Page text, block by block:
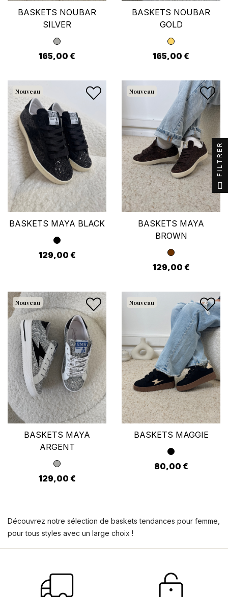
BASKETS NOUBAR
SILVER
165,00 €
BASKETS NOUBAR
GOLD
165,00 €
Nouveau
BASKETS MAYA BLACK
129,00 €
Nouveau
BASKETS MAYA
BROWN
129,00 €
Nouveau
BASKETS MAYA
ARGENT
129,00 €
Nouveau
BASKETS MAGGIE
80,00 €
Découvrez notre sélection de baskets tendances pour femme,
pour tous styles avec un large choix !
Se connecter ×
Vous devez être connecté pour enregistrer des
produits dans votre liste d'envies.
Annuler Se connecter
FILTRER